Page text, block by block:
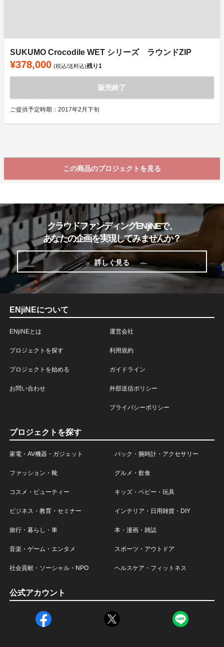
SUKUMO Crocodile WET シリーズ ラウンドZIP
¥378,000 (税込/送料込)残り1
販売終了
ご提供予定時期：2017年2月下旬
この商品のプロジェクトを見る
クラウドファンディングENjiNEで、
あなたの企画を実現してみませんか？
詳しく見る
ENjiNEについて
ENjiNEとは
プロジェクトを探す
プロジェクトを始める
お問い合わせ
運営会社
利用規約
ガイドライン
外部送信ポリシー
プライバシーポリシー
プロジェクトを探す
家電・AV機器・ガジェット バック・腕時計・アクセサリー
ファッション・靴 グルメ・飲食
コスメ・ビューティー キッズ・ベビー・玩具
ビジネス・教育・セミナー インテリア・日用雑貨・DIY
旅行・暮らし・車 本・漫画・雑誌
音楽・ゲーム・エンタメ スポーツ・アウトドア
社会貢献・ソーシャル・NPO ヘルスケア・フィットネス
公式アカウント